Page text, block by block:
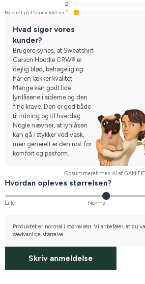
Baseret på 45 anmeldelser
2
1
Hvad siger vores
kunder?
Brugere synes, at Sweatshirt
Carson Hoodie CRW® er
dejlig blød, behagelig og
har en lækker kvalitet.
Mange kan godt lide
lynlåsene i siderne og den
fine krave. Den er god både
til ridning og til hverdag.
Nogle nævner, at lynlåsen
kan gå i stykker ved vask,
men generelt er den rost for
komfort og pasform.
Opsummeret med AI af
Hvordan opleves størrelsen?
Lille Normal
Produktet er normal i størrelsen. Vi anbefaler, at du
sædvanlige størrelse.
Skriv anmeldelse